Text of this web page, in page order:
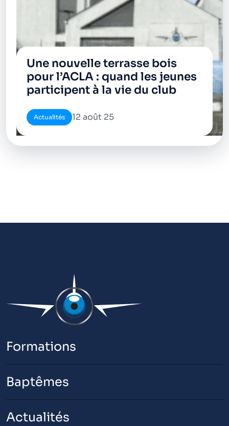
Une nouvelle terrasse bois
pour l’ACLA : quand les jeunes
participent à la vie du club
Actualités 12 août 25
Formations
Baptêmes
Actualités